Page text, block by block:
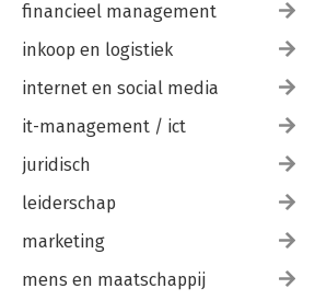
financieel management
inkoop en logistiek
internet en social media
it-management / ict
juridisch
leiderschap
marketing
mens en maatschappij